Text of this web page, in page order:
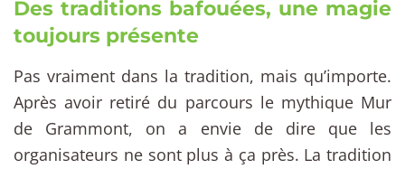
Des traditions bafouées, une magie
toujours présente
Pas vraiment dans la tradition, mais qu’importe.
Après avoir retiré du parcours le mythique Mur
de Grammont, on a envie de dire que les
organisateurs ne sont plus à ça près. La tradition